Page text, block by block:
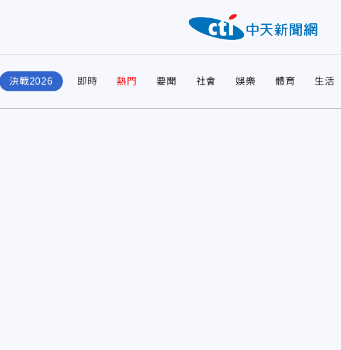
決戰2026 即時 熱門 要聞 社會 娛樂 體育 生活